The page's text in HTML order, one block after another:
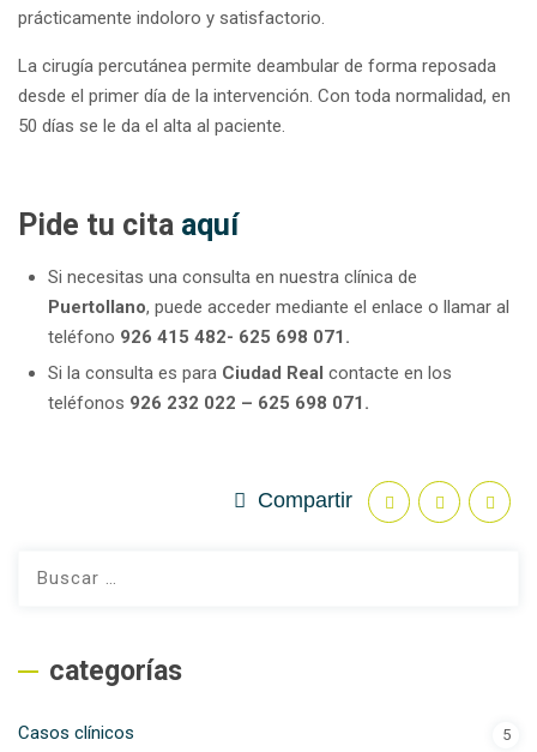
prácticamente indoloro y satisfactorio.
La cirugía percutánea permite deambular de forma reposada
desde el primer día de la intervención. Con toda normalidad, en
50 días se le da el alta al paciente.
Pide tu cita aquí
Si necesitas una consulta en nuestra clínica de
Puertollano, puede acceder mediante el enlace o llamar al
teléfono 926 415 482- 625 698 071.
Si la consulta es para Ciudad Real contacte en los
teléfonos 926 232 022 – 625 698 071.
Compartir
categorías
Casos clínicos 5